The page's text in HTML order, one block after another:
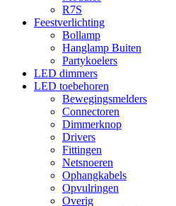
R7S
Feestverlichting
Bollamp
Hanglamp Buiten
Partykoelers
LED dimmers
LED toebehoren
Bewegingsmelders
Connectoren
Dimmerknop
Drivers
Fittingen
Netsnoeren
Ophangkabels
Opvulringen
Overig